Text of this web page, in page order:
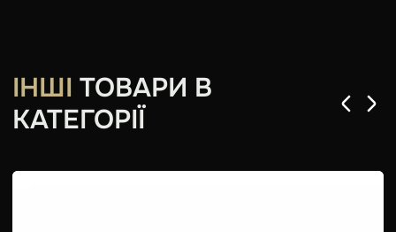
ІНШІ ТОВАРИ В
КАТЕГОРІЇ